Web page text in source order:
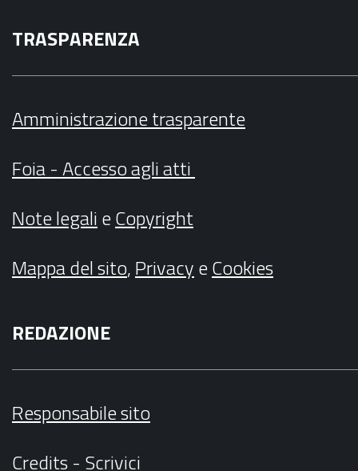
TRASPARENZA
Amministrazione trasparente
Foia - Accesso agli atti
Note legalieCopyright
Mappa del sito,PrivacyeCookies
REDAZIONE
Responsabile sito
Credits- Scrivici